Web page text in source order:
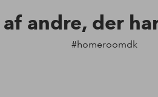
andre, der
#homeroomdk